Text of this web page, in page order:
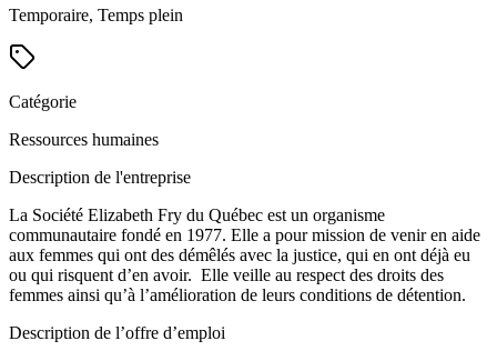
Temporaire, Temps plein
Catégorie
Ressources humaines
Description de l'entreprise
La Société Elizabeth Fry du Québec est un organisme
communautaire fondé en 1977. Elle a pour mission de venir en aide
aux femmes qui ont des démêlés avec la justice, qui en ont déjà eu
ou qui risquent d’en avoir. Elle veille au respect des droits des
femmes ainsi qu’à l’amélioration de leurs conditions de détention.
Description de l’offre d’emploi